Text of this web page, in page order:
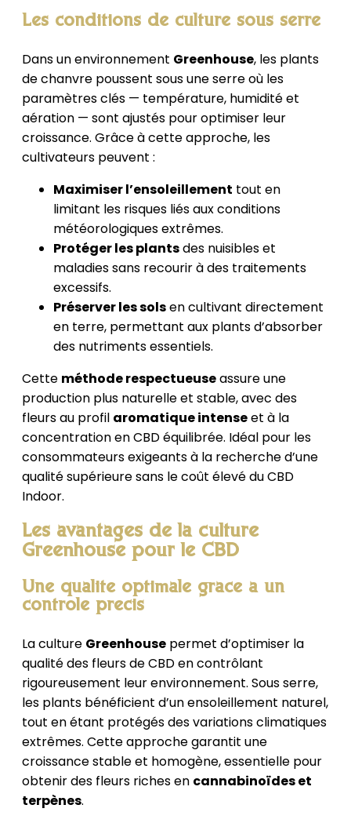
Les conditions de culture sous serre
Dans un environnement Greenhouse, les plants
de chanvre poussent sous une serre où les
paramètres clés — température, humidité et
aération — sont ajustés pour optimiser leur
croissance. Grâce à cette approche, les
cultivateurs peuvent :
Maximiser l’ensoleillement tout en
limitant les risques liés aux conditions
météorologiques extrêmes.
Protéger les plantsdes nuisibles et
maladies sans recourir à des traitements
excessifs.
Préserver les solsen cultivant directement
en terre, permettant aux plants d’absorber
des nutriments essentiels.
Cette méthode respectueuseassure une
production plus naturelle et stable, avec des
fleurs au profil aromatique intenseet à la
concentration en CBD équilibrée. Idéal pour les
consommateurs exigeants à la recherche d’une
qualité supérieure sans le coût élevé du CBD
Indoor.
Les avantages de la culture
Greenhouse pour le CBD
Une qualité optimale grâce à un
contrôle précis
La culture Greenhouse permet d’optimiser la
qualité des fleurs de CBD en contrôlant
rigoureusement leur environnement. Sous serre,
les plants bénéficient d’un ensoleillement naturel,
tout en étant protégés des variations climatiques
extrêmes. Cette approche garantit une
croissance stable et homogène, essentielle pour
obtenir des fleurs riches en cannabinoïdes et
terpènes.